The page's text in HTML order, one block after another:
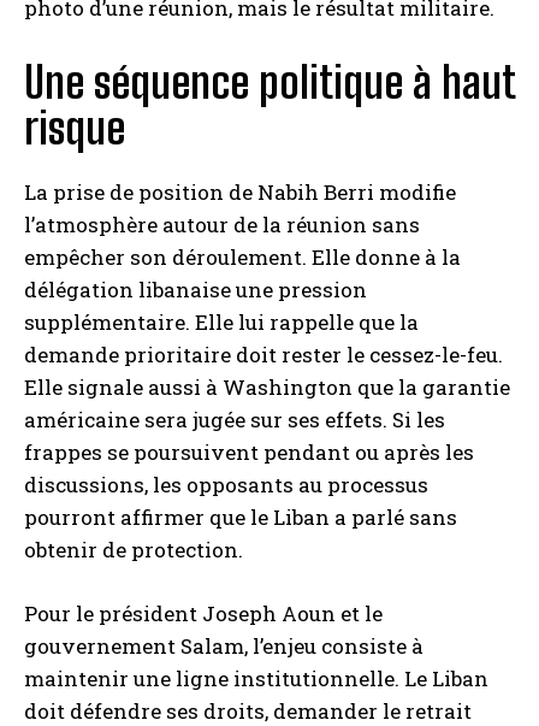
photo d’une réunion, mais le résultat militaire.
Une séquence politique à haut
risque
La prise de position de Nabih Berri modifie
l’atmosphère autour de la réunion sans
empêcher son déroulement. Elle donne à la
délégation libanaise une pression
supplémentaire. Elle lui rappelle que la
demande prioritaire doit rester le cessez-le-feu.
Elle signale aussi à Washington que la garantie
américaine sera jugée sur ses effets. Si les
frappes se poursuivent pendant ou après les
discussions, les opposants au processus
pourront affirmer que le Liban a parlé sans
obtenir de protection.
Pour le président Joseph Aoun et le
gouvernement Salam, l’enjeu consiste à
maintenir une ligne institutionnelle. Le Liban
doit défendre ses droits, demander le retrait